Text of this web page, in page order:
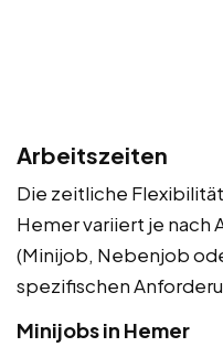
Arbeitszeiten
Die zeitliche
Hemer variiert je nach
(Minijob, Nebenjob
spezifischen
Minijobs in Hemer